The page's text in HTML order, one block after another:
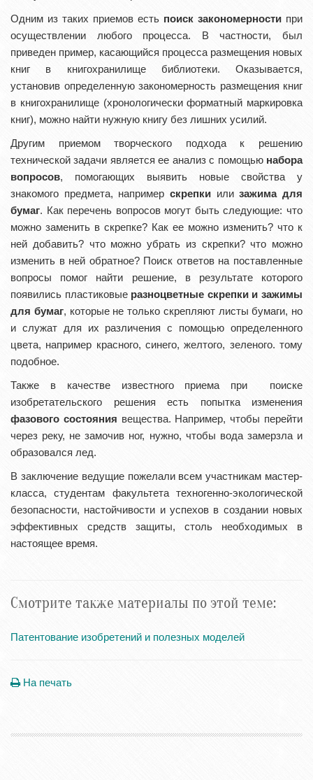
Одним из таких приемов есть поиск закономерности при
осуществлении любого процесса. В частности, был
приведен пример, касающийся процесса размещения новых
книг в книгохранилище библиотеки. Оказывается,
установив определенную закономерность размещения книг
в книгохранилище (хронологически форматный маркировка
книг), можно найти нужную книгу без лишних усилий.
Другим приемом творческого подхода к решению
технической задачи является ее анализ с помощью набора
вопросов, помогающих выявить новые свойства у
знакомого предмета, например скрепки илизажима для
бумаг. Как перечень вопросов могут быть следующие: что
можно заменить в скрепке? Как ее можно изменить? что к
ней добавить? что можно убрать из скрепки? что можно
изменить в ней обратное? Поиск ответов на поставленные
вопросы помог найти решение, в результате которого
появились пластиковыеразноцветные скрепки и зажимы
для бумаг, которые не только скрепляют листы бумаги, но
и служат для их различения с помощью определенного
цвета, например красного, синего, желтого, зеленого. тому
подобное.
Также в качестве известного приема при поиске
изобретательского решения есть попытка изменения
фазового состояния вещества. Например, чтобы перейти
через реку, не замочив ног, нужно, чтобы вода замерзла и
образовался лед.
В заключение ведущие пожелали всем участникам мастер-
класса, студентам факультета техногенно-экологической
безопасности, настойчивости и успехов в создании новых
эффективных средств защиты, столь необходимых в
настоящее время.
Смотрите также материалы по этой теме:
Патентование изобретений и полезных моделей
На печать